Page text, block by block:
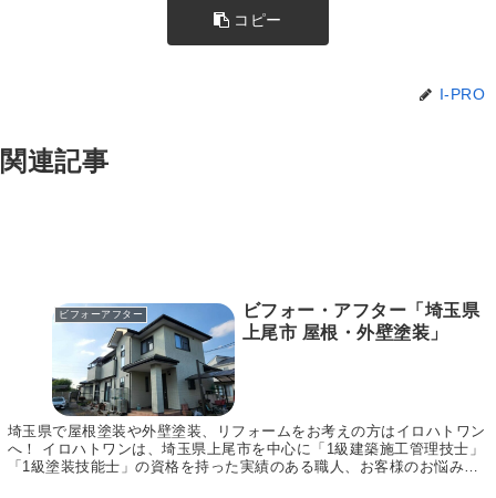
コピー
I-PRO
関連記事
ビフォーアフター
ビフォー・アフター「埼玉県
上尾市 屋根・外壁塗装」
埼玉県で屋根塗装や外壁塗装、リフォームをお考えの方はイロハトワン
へ！ イロハトワンは、埼玉県上尾市を中心に「1級建築施工管理技士」
「1級塗装技能士」の資格を持った実績のある職人、お客様のお悩みに